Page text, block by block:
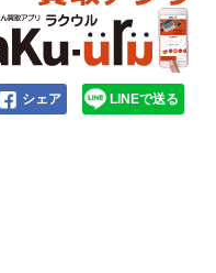
シェア LINEで送る